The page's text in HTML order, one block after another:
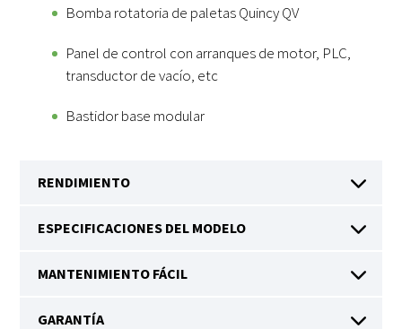
Bomba rotatoria de paletas Quincy QV
Panel de control con arranques de motor, PLC,
transductor de vacío, etc
Bastidor base modular